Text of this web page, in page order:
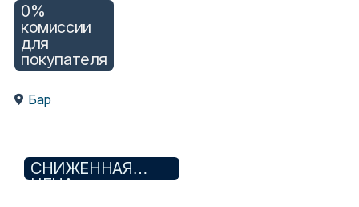
СНИЖЕННАЯ
ЦЕНА
0%
комиссии
для
покупателя
Бар